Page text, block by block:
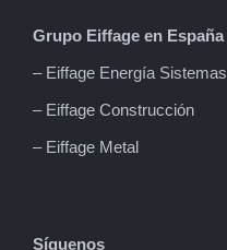
Grupo Eiffage en España
– Eiffage Energía Sistemas
– Eiffage Construcción
– Eiffage Metal
Síguenos